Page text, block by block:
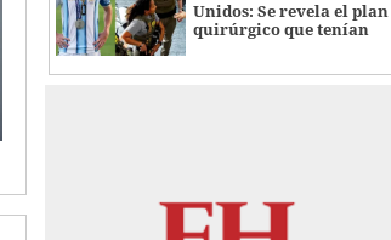
Unidos: Se revela el plan
quirúrgico que tenían